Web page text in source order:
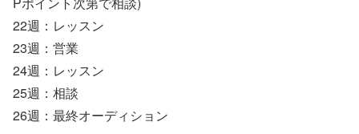
22週：レッスン
23週：営業
24週：レッスン
25週：相談
26週：最終オーディション